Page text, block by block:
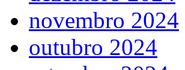
novembro 2024
outubro 2024